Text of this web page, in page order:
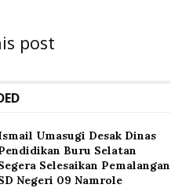
post
Umasugi Desak Dinas
Buru Selatan
Selesaikan Pemalangan
Negeri 09 Namrole